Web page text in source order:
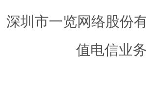
深圳市一览网络股份
值电信业